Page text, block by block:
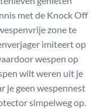
met de Knock Off
zone te
imiteert op
wespen op
wilt weren uit je
je geen wespennest
simpelweg op.